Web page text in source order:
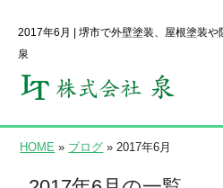
2017年6月 | 堺市で外壁塗装、屋根塗装や
泉
HOME » ブログ » 2017年6月